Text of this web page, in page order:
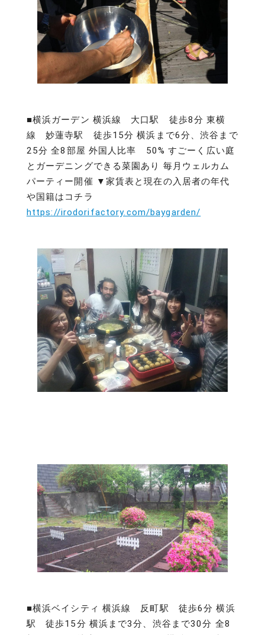
■横浜ガーデン 横浜線 大口駅 徒歩8分 東横
線 妙蓮寺駅 徒歩15分 横浜まで6分、渋谷まで
25分 全8部屋 外国人比率 50% すごーく広い庭
とガーデニングできる菜園あり 毎月ウェルカム
パーティー開催 ▼家賃表と現在の入居者の年代
や国籍はコチラ
https://irodorifactory.com/baygarden/
■横浜ベイシティ 横浜線 反町駅 徒歩6分 横浜
駅 徒歩15分 横浜まで3分、渋谷まで30分 全8